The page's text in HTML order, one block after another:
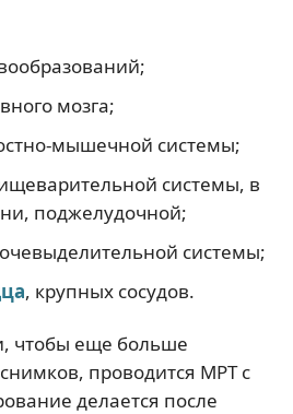
мозга;
мышечной системы;
системы, в
поджелудочной;
системы;
, крупных сосудов.
чтобы еще больше
проводится МРТ с
делается после